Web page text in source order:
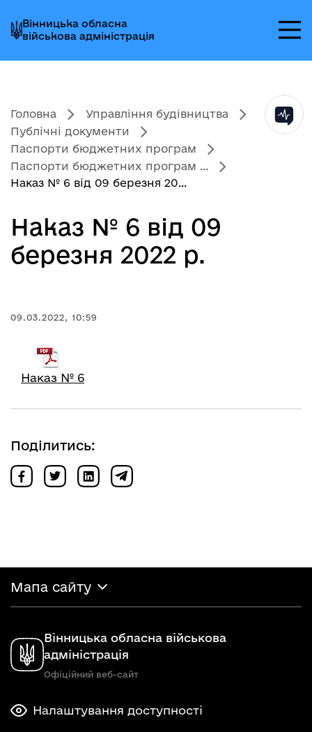
до
головного
меню
до
головного
вмісту
до
головного
колонтитула
Вінницька обласна
військова адміністрація
Головна
Управління будівництва
Публічні документи
Паспорти бюджетних програм
Паспорти бюджетних програм ...
Наказ № 6 від 09 березня 20...
Наказ № 6 від 09
березня 2022 р.
09.03.2022, 10:59
Наказ № 6
Поділитись:
Мапа сайту
Вінницька обласна військова
адміністрація
Офіційний веб-сайт
Налаштування доступності